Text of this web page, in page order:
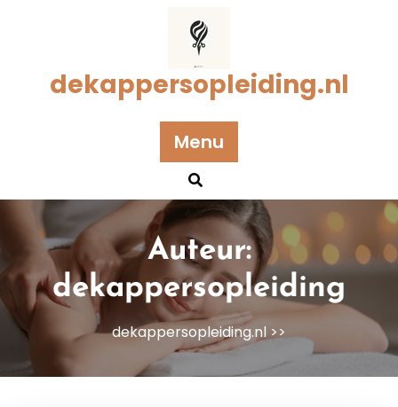
dekappersopleiding.nl
Menu
Auteur:
dekappersopleiding
dekappersopleiding.nl >>